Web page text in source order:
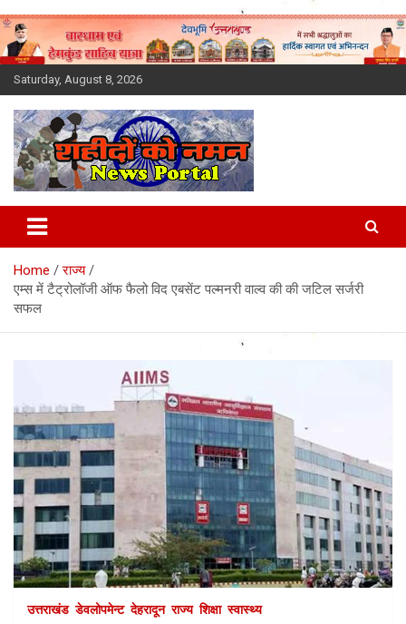
Skip
to
content
Saturday, August 8, 2026
Latest News Today, Breaking
News, Uttarakhand News in
Hindi
Home
राज्य
एम्स में टैट्रोलॉजी ऑफ फैलो विद एबसेंट पल्मनरी वाल्व की की जटिल सर्जरी
सफल
उत्तराखंड डेवलोपमेन्ट देहरादून राज्य शिक्षा स्वास्थ्य